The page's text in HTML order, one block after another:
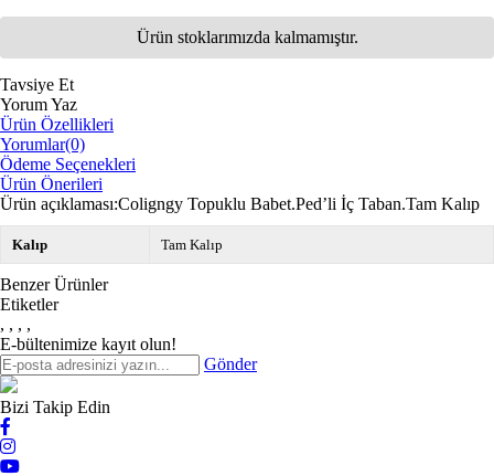
Ürün stoklarımızda kalmamıştır.
Tavsiye Et
Yorum Yaz
Ürün Özellikleri
Yorumlar(0)
Ödeme Seçenekleri
Ürün Önerileri
Ürün açıklaması:Coligngy Topuklu Babet.Ped’li İç Taban.Tam Kalıp
Kalıp Tam Kalıp
Benzer Ürünler
Etiketler
, , , ,
E-bültenimize kayıt olun!
Gönder
Bizi Takip Edin